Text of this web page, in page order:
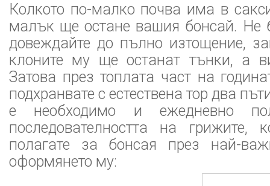
Колкото по-малко почва има в
малък ще остане вашия бонсай. Не
довеждайте до пълно изтощение,
клоните му ще останат тънки, а
Затова през топлата част на
подхранвате с естествена тор два
е необходимо и ежедневно
последователността на грижите,
полагате за бонсая през най-
оформянето му: